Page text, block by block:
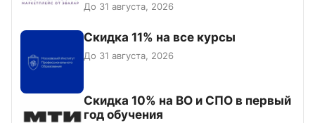
До 31 августа, 2026
Скидка 11% на все курсы
До 31 августа, 2026
Скидка 10% на ВО и СПО в первый
год обучения